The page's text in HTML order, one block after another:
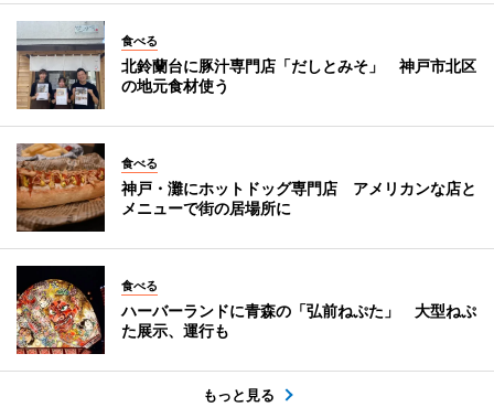
食べる
北鈴蘭台に豚汁専門店「だしとみそ」 神戸市北区
の地元食材使う
食べる
神戸・灘にホットドッグ専門店 アメリカンな店と
メニューで街の居場所に
食べる
ハーバーランドに青森の「弘前ねぷた」 大型ねぷ
た展示、運行も
もっと見る